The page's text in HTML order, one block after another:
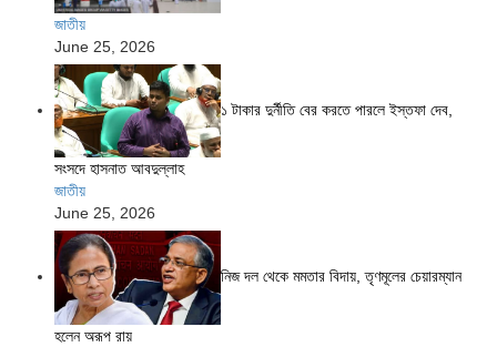
জাতীয়
June 25, 2026
১ টাকার দুর্নীতি বের করতে পারলে ইস্তফা দেব,
সংসদে হাসনাত আবদুল্লাহ
জাতীয়
June 25, 2026
নিজ দল থেকে মমতার বিদায়, তৃণমূলের চেয়ারম্যান
হলেন অরূপ রায়